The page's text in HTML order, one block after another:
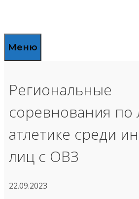
Меню
Региональные
соревнования по
атлетике среди
лиц с ОВЗ
22.09.2023